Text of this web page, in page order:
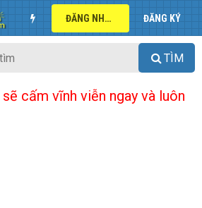
ĐĂNG NHẬP ĐĂNG KÝ
TÌM
cấm vĩnh viễn ngay và luôn